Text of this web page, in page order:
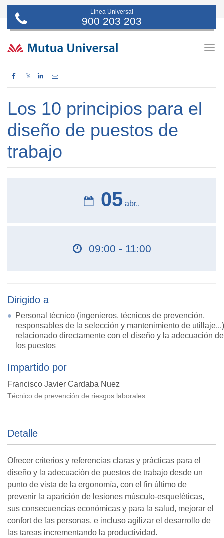
Línea Universal
900 203 203
𝕏
Los 10 principios para el
diseño de puestos de
trabajo
05 abr..
09:00 - 11:00
Dirigido a
Personal técnico (ingenieros, técnicos de prevención,
responsables de la selección y mantenimiento de utillaje...)
relacionado directamente con el diseño y la adecuación de
los puestos
Impartido por
Francisco Javier Cardaba Nuez
Técnico de prevención de riesgos laborales
Detalle
Ofrecer criterios y referencias claras y prácticas para el
diseño y la adecuación de puestos de trabajo desde un
punto de vista de la ergonomía, con el fin último de
prevenir la aparición de lesiones músculo-esqueléticas,
sus consecuencias económicas y para la salud, mejorar el
confort de las personas, e incluso agilizar el desarrollo de
las tareas incrementando la productividad.